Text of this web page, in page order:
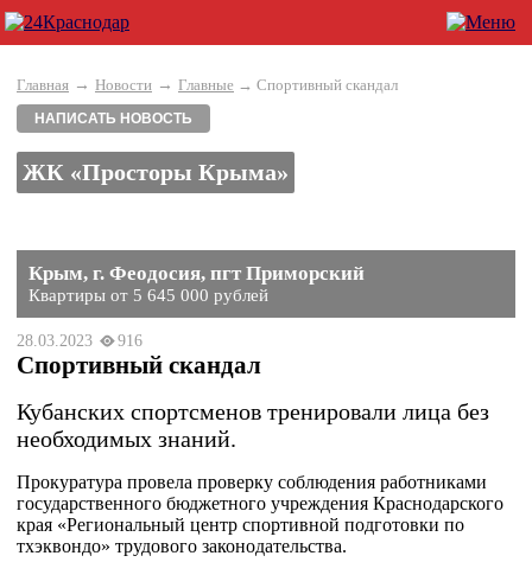
Главная → Новости → Главные → Спортивный скандал
НАПИСАТЬ НОВОСТЬ
ЖК «Просторы Крыма»
Крым, г. Феодосия, пгт Приморский
Квартиры от 5 645 000 рублей
28.03.2023 916
Спортивный скандал
Кубанских спортсменов тренировали лица без
необходимых знаний.
Прокуратура провела проверку соблюдения работниками
государственного бюджетного учреждения Краснодарского
края «Региональный центр спортивной подготовки по
тхэквондо» трудового законодательства.